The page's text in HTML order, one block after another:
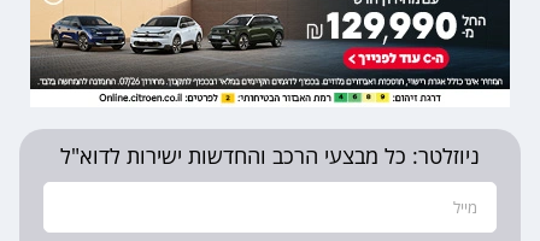
ניוזלטר: כל מבצעי הרכב והחדשות ישירות לדוא"ל